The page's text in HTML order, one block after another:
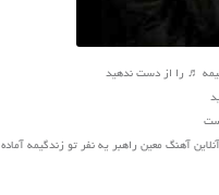
♬ را از دست ندهید
آهنگ معین راهبر یه نفر تو زندگیمه آماده